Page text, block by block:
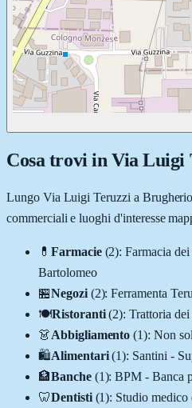
Cosa trovi in Via Luigi
Lungo Via Luigi Teruzzi a Brugherio
commerciali e luoghi d'interesse
💊 Farmacie (2):Farmacia
Bartolomeo
🏪Negozi (2):Ferramenta
🍽️Ristoranti (2):Trattoria
👗Abbigliamento (1):Non
🛍️Alimentari (1): Santini -
🏦Banche (1):BPM - Banca
🦷Dentisti (1): Studio medico